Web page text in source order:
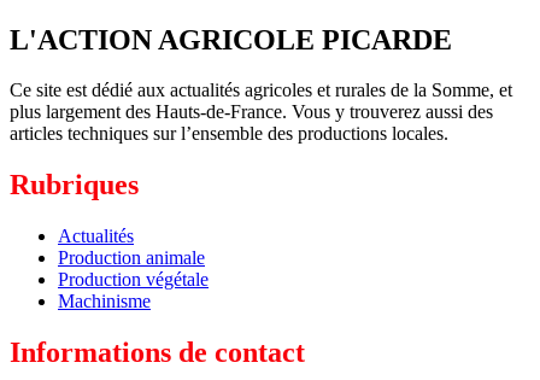
L'ACTION AGRICOLE PICARDE
Ce site est dédié aux actualités agricoles et rurales de la Somme, et
plus largement des Hauts-de-France. Vous y trouverez aussi des
articles techniques sur l’ensemble des productions locales.
Rubriques
Actualités
Production animale
Production végétale
Machinisme
Informations de contact